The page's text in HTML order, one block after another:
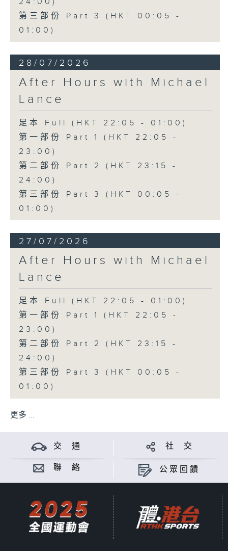
第三部份 Part 3 (HKT 00:05 -
01:00)
28/07/2026
After Hours with Michael
Lance
足本 Full (HKT 22:05 - 01:00)
第一部份 Part 1 (HKT 22:05 -
23:00)
第二部份 Part 2 (HKT 23:15 -
24:00)
第三部份 Part 3 (HKT 00:05 -
01:00)
27/07/2026
After Hours with Michael
Lance
足本 Full (HKT 22:05 - 01:00)
第一部份 Part 1 (HKT 22:05 -
23:00)
第二部份 Part 2 (HKT 23:15 -
24:00)
第三部份 Part 3 (HKT 00:05 -
01:00)
更多 ...
交 通 社 交
聯 絡 公眾回饋